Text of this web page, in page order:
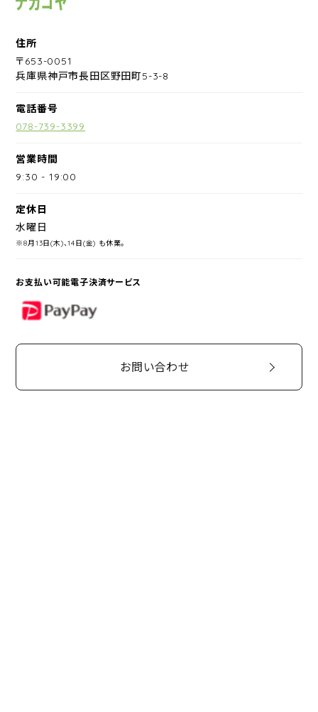
住所
〒653-0051
兵庫県神戸市長田区野田町5-3-8
電話番号
078-739-3399
営業時間
9:30 -19:00
定休日
水曜日
※8月13日(木)、14日(金) も休業。
お支払い可能電子決済サービス
PayPay
お問い合わせ